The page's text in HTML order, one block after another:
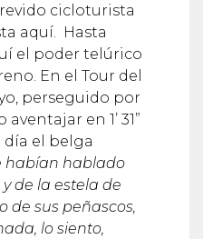
cicloturista
aquí. Hasta
el poder telúrico
En el Tour del
perseguido por
en 1’ 31”
día el belga
habían hablado
de la estela de
de sus peñascos,
lo siento,